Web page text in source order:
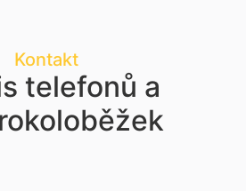
Kontakt
telefonů a